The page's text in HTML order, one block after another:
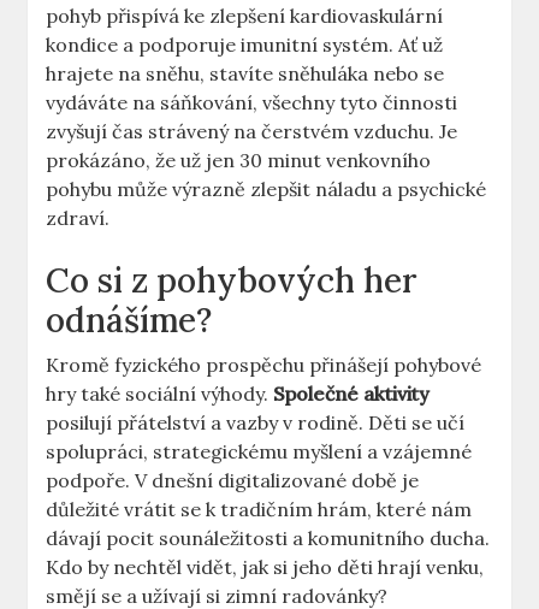
pohyb ⁣přispívá ke zlepšení kardiovaskulární
kondice a podporuje imunitní systém. Ať už‌
hrajete na sněhu, stavíte sněhuláka nebo se
vydáváte na ⁣sáňkování, všechny ‍tyto činnosti
zvyšují čas strávený⁣ na čerstvém vzduchu. Je
prokázáno, že už jen 30 minut venkovního
pohybu ⁤může výrazně zlepšit náladu a psychické
zdraví.
Co si z pohybových ​her
⁣odnášíme?
Kromě fyzického prospěchu přinášejí pohybové⁤
hry také sociální výhody. Společné aktivity
posilují přátelství a vazby ‌v rodině. Děti se učí
⁢spolupráci, strategickému ⁢myšlení a ​vzájemné
podpoře. V ‌dnešní digitalizované době je
⁢důležité vrátit se k‌ tradičním hrám, které nám
dávají pocit sounáležitosti⁤ a komunitního⁢ ducha.
Kdo by‍ nechtěl vidět, jak si jeho děti⁤ hrají​ venku,
smějí se a‌ užívají si zimní ​radovánky?